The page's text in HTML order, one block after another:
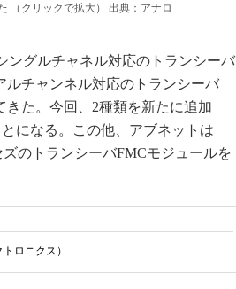
（クリックで拡大） 出典：アナロ
グルチャネル対応のトランシーバ
ルチャンネル対応のトランシーバ
た。今回、2種類を新たに追加
になる。この他、アブネットは
のトランシーバFMCモジュールを
ロニクス）